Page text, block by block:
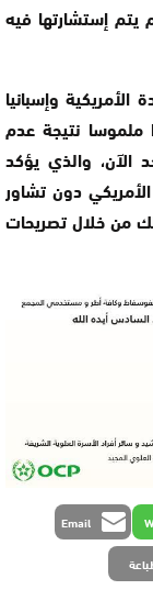
يتم إستشارتها فيه
الأمريكية وإسبانيا
ملموسا نتيجة عدم
الآن، والذي يؤكد
دون تشاور
من خلال تصريحات
Email